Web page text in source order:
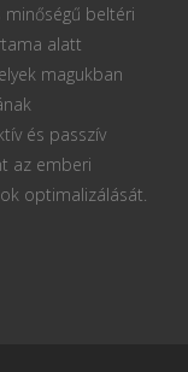
minőségű beltéri
alatt
magukban
és passzív
az emberi
optimalizálását.